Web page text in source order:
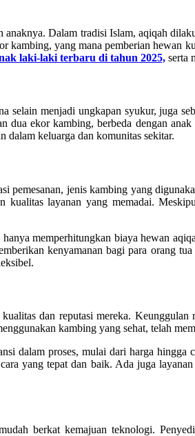
Dalam tradisi Islam, aqiqah
yang mana pemberian hewan
laki-laki terbaru di tahun 2025, serta
selain menjadi ungkapan syukur, juga
ekor kambing, berbeda dengan
dalam keluarga dan komunitas sekitar.
pemesanan, jenis kambing yang
layanan yang memadai.
memperhitungkan biaya hewan
kenyamanan bagi para orang
dan reputasi mereka.
kambing yang sehat, telah
dalam proses, mulai dari harga
yang tepat dan baik. Ada juga
berkat kemajuan teknologi.